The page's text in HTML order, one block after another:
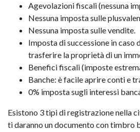
Agevolazioni fiscali (nessuna
Nessuna imposta sulle
Nessuna imposta sulle vendite.
Imposta di successione in caso
trasferire la proprietà di un
Benefici fiscali (imposte
Banche: è facile aprire conti e
0% imposta sugli interessi
Esistono 3 tipi di registrazione nella
ti daranno un documento con timbro